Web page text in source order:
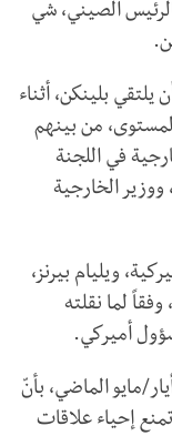
الصيني، شي
بلينكن، أثناء
من بينهم
في اللجنة
الخارجية
ويليام بيرنز،
لما نقلته
أميركي.
مايو الماضي، بأنّ
إحياء علاقات